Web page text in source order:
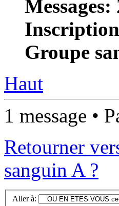
Messages:
Groupe
Haut
1 message •
Retourner
sanguin A ?
Aller à: